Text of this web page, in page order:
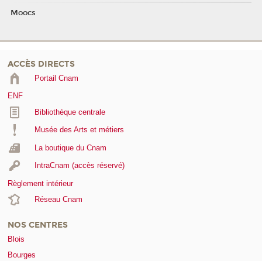
Moocs
ACCÈS DIRECTS
Portail Cnam
ENF
Bibliothèque centrale
Musée des Arts et métiers
La boutique du Cnam
IntraCnam (accès réservé)
Règlement intérieur
Réseau Cnam
NOS CENTRES
Blois
Bourges